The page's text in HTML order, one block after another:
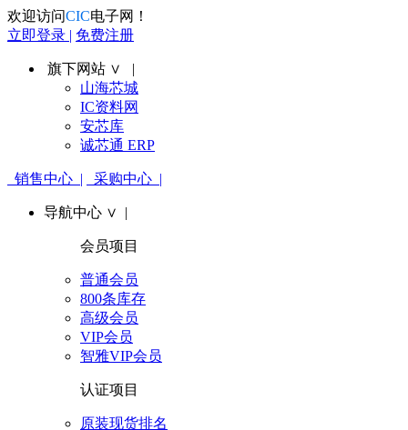
欢迎访问CIC电子网！
立即登录 | 免费注册
旗下网站 ∨ |
山海芯城
IC资料网
安芯库
诚芯通 ERP
销售中心 | 采购中心 |
导航中心 ∨ |
会员项目
普通会员
800条库存
高级会员
VIP会员
智雅VIP会员
认证项目
原装现货排名